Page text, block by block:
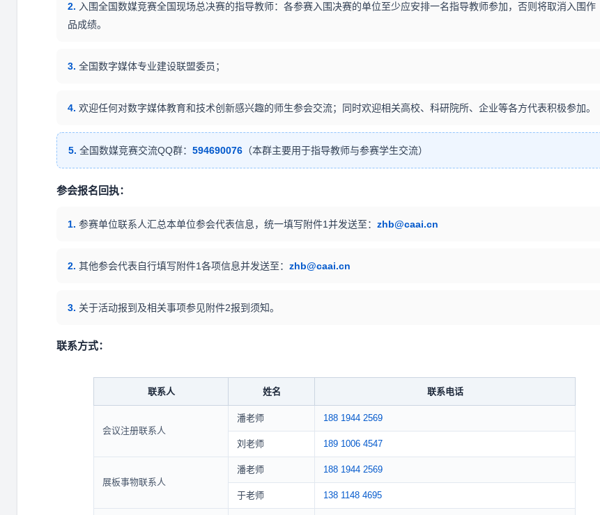
2. 入围全国数媒竞赛全国现场总决赛的指导教师：各参赛入围决赛的单位至少应安排一名指导教师参加，否则将取消入围作
品成绩。
3. 全国数字媒体专业建设联盟委员；
4. 欢迎任何对数字媒体教育和技术创新感兴趣的师生参会交流；同时欢迎相关高校、科研院所、企业等各方代表积极参加。
5. 全国数媒竞赛交流QQ群： 594690076 （本群主要用于指导教师与参赛学生交流）
参会报名回执：
1. 参赛单位联系人汇总本单位参会代表信息，统一填写附件1并发送至： zhb@caai.cn
2. 其他参会代表自行填写附件1各项信息并发送至： zhb@caai.cn
3. 关于活动报到及相关事项参见附件2报到须知。
联系方式：
联系人 姓名 联系电话
会议注册联系人
潘老师 188 1944 2569
刘老师 189 1006 4547
展板事物联系人
潘老师 188 1944 2569
于老师 138 1148 4695